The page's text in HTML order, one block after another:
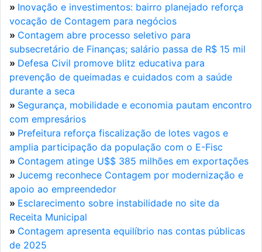
» Inovação e investimentos: bairro planejado reforça
vocação de Contagem para negócios
» Contagem abre processo seletivo para
subsecretário de Finanças; salário passa de R$ 15 mil
» Defesa Civil promove blitz educativa para
prevenção de queimadas e cuidados com a saúde
durante a seca
» Segurança, mobilidade e economia pautam encontro
com empresários
» Prefeitura reforça fiscalização de lotes vagos e
amplia participação da população com o E-Fisc
» Contagem atinge U$$ 385 milhões em exportações
» Jucemg reconhece Contagem por modernização e
apoio ao empreendedor
» Esclarecimento sobre instabilidade no site da
Receita Municipal
» Contagem apresenta equilíbrio nas contas públicas
de 2025